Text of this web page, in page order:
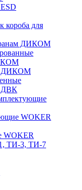
короба для
ДИКОМ
ДИКОМ
ДВК
WOKER
WOKER
ТИ-3, ТИ-7